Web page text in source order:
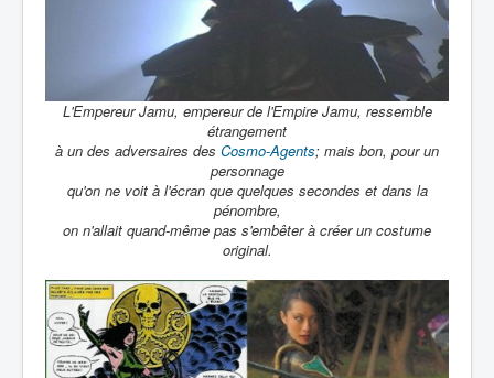
L'Empereur Jamu, empereur de l'Empire Jamu, ressemble
étrangement
à un des adversaires des Cosmo-Agents; mais bon, pour un
personnage
qu'on ne voit à l'écran que quelques secondes et dans la
pénombre,
on n'allait quand-même pas s'embêter à créer un costume
original.